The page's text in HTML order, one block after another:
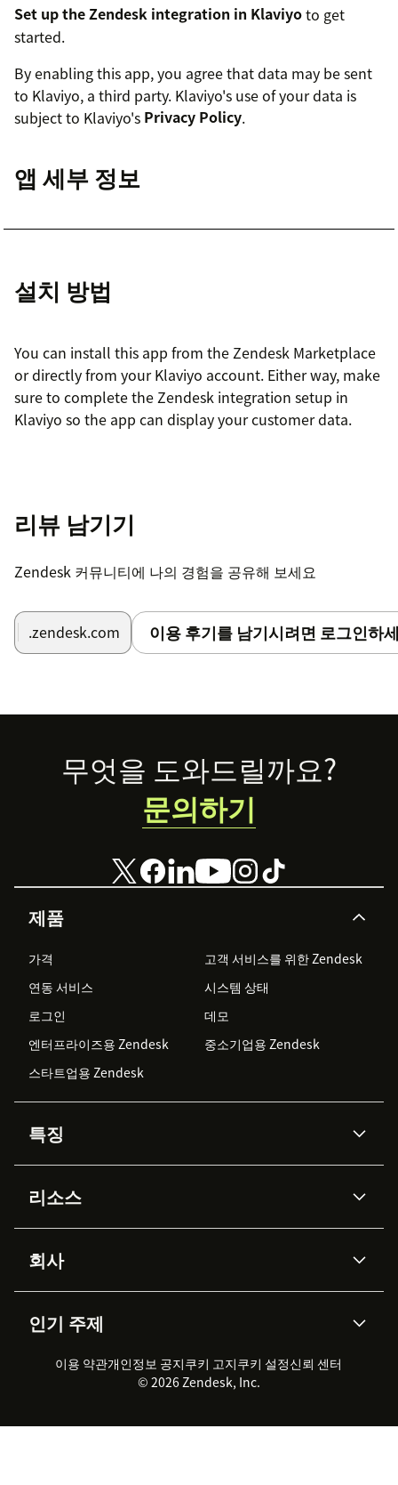
Set up the Zendesk integration in Klaviyoto get
started.
By enabling this app, you agree that data may be sent
to Klaviyo, a third party. Klaviyo's use of your data is
subject to Klaviyo's Privacy Policy.
앱 세부 정보
설치 방법
You can install this app from the Zendesk Marketplace
or directly from your Klaviyo account. Either way, make
sure to complete the Zendesk integration setup in
Klaviyo so the app can display your customer data.
리뷰 남기기
Zendesk 커뮤니티에 나의 경험을 공유해 보세요
.zendesk.com 이용 후기를 남기시려면 로그인하
Footer
제품
가격
고객 서비스를 위한 Zendesk
연동 서비스
시스템 상태
로그인
데모
엔터프라이즈용 Zendesk
중소기업용 Zendesk
스타트업용 Zendesk
특징
Zendesk AI
Advanced Data Privacy &
Protection
지식창고
워크포스 관리
실시간 채팅
클라이언트 포털
리소스
API & 개발자
AI 리서치
이벤트 & 웨비나
고객 사례
회사
채용 정보
지속 가능성 보고서
Zendesk Foundation
법적 정보
인기 주제
2026 CX 트렌드
제품 업데이트
고객 서비스 소프트웨어
헬프 데스크 통합 티켓 관리 소
무엇을 도와드릴까요?
문의하기
이용 약관개인정보 공지쿠키 고지쿠키 설정신뢰 센터
© 2026 Zendesk, Inc.